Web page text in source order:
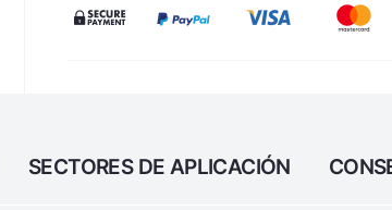
SECTORES DE APLICACIÓN